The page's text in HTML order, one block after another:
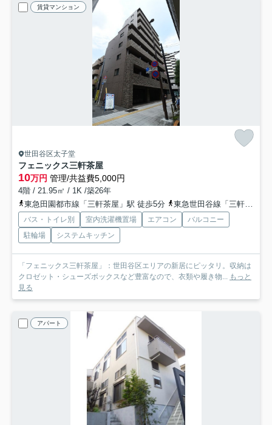
賃貸マンション
世田谷区太子堂
フェニックス三軒茶屋
10万円 管理/共益費5,000円
4階 / 21.95㎡ / 1K /築26年
東急田園都市線「三軒茶屋」駅 徒歩5分
東急世田谷線「三軒茶屋」駅 徒歩8分
バス・トイレ別 室内洗濯機置場 エアコン
バルコニー
駐輪場
システムキッチン
「フェニックス三軒茶屋」：世田谷区エリアの新居にピッタリ。収納は
クロゼット・シューズボックスなど豊富なので、衣類や履き物... もっと
見る
アパート